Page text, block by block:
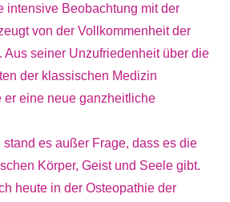
intensive Beobachtung mit der
von der Vollkommenheit der
Aus seiner Unzufriedenheit über die
der klassischen Medizin
er eine neue ganzheitliche
stand es außer Frage, dass es die
Körper, Geist und Seele gibt.
heute in der Osteopathie der